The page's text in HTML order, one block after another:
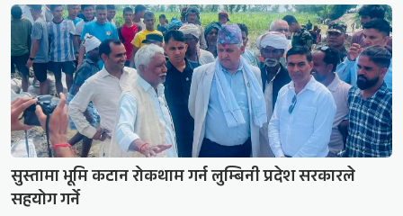
सुस्तामा भूमि कटान रोकथाम गर्न लुम्बिनी प्रदेश सरकारले
सहयोग गर्ने